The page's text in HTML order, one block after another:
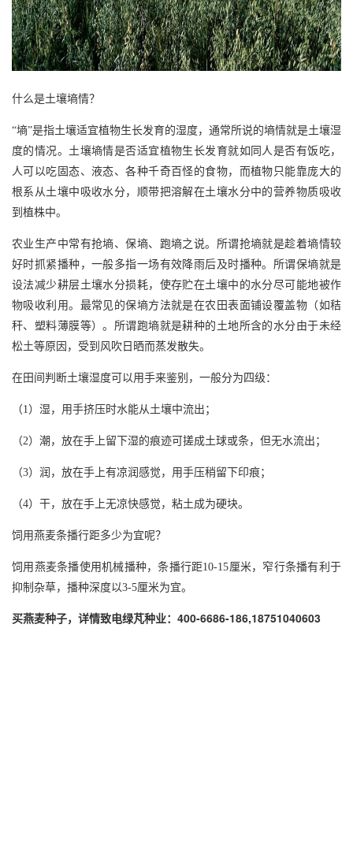
什么是土壤墒情？
“墒”是指土壤适宜植物生长发育的湿度，通常所说的墒情就是土壤湿
度的情况。土壤墒情是否适宜植物生长发育就如同人是否有饭吃，
人可以吃固态、液态、各种千奇百怪的食物，而植物只能靠庞大的
根系从土壤中吸收水分，顺带把溶解在土壤水分中的营养物质吸收
到植株中。
农业生产中常有抢墒、保墒、跑墒之说。所谓抢墒就是趁着墒情较
好时抓紧播种，一般多指一场有效降雨后及时播种。所谓保墒就是
设法减少耕层土壤水分损耗，使存贮在土壤中的水分尽可能地被作
物吸收利用。最常见的保墒方法就是在农田表面铺设覆盖物（如秸
秆、塑料薄膜等）。所谓跑墒就是耕种的土地所含的水分由于未经
松土等原因，受到风吹日晒而蒸发散失。
在田间判断土壤湿度可以用手来鉴别，一般分为四级：
（1）湿，用手挤压时水能从土壤中流出；
（2）潮，放在手上留下湿的痕迹可搓成土球或条，但无水流出；
（3）润，放在手上有凉润感觉，用手压稍留下印痕；
（4）干，放在手上无凉快感觉，粘土成为硬块。
饲用燕麦条播行距多少为宜呢？
饲用燕麦条播使用机械播种，条播行距10-15厘米，窄行条播有利于
抑制杂草，播种深度以3-5厘米为宜。
买燕麦种子，详情致电绿芃种业：400-6686-186,18751040603